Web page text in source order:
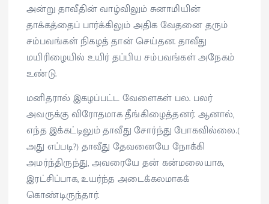
அன்று தாவீதின் வாழ்விலும் சுனாமியின்
தாக்கத்தைப் பார்க்கிலும் அதிக வேதனை தரும்
சம்பவங்கள் நிகழத் தான் செய்தன. தாவீது
மயிரிழையில் உயிர் தப்பிய சம்பவங்கள் அநேகம்
உண்டு.
மனிதரால் இகழப்பட்ட வேளைகள் பல. பலர்
அவருக்கு விரோதமாக தீங்கிழைத்தனர். ஆனால்,
எந்த இக்கட்டிலும் தாவீது சோர்ந்து போகவில்லை.(
அது எப்படி?) தாவீது தேவனையே நோக்கி
அமர்ந்திருந்து, அவரையே தன் கன்மலையாக,
இரட்சிப்பாக, உயர்ந்த அடைக்கலமாகக்
கொண்டிருந்தார்.